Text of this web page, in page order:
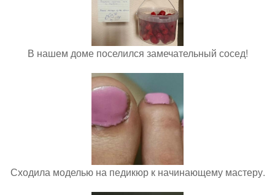
В нашем доме поселился замечательный сосед!
Сходила моделью на педикюр к начинающему мастеру.